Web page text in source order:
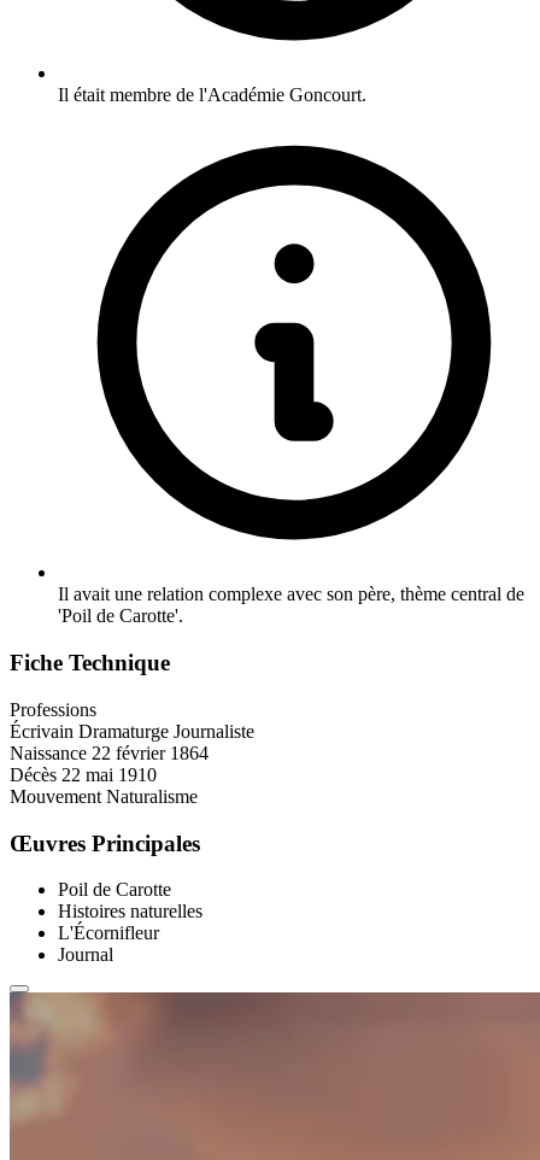
Il était membre de l'Académie Goncourt.
Il avait une relation complexe avec son père, thème central de
'Poil de Carotte'.
Fiche Technique
Professions
Écrivain Dramaturge Journaliste
Naissance 22 février 1864
Décès 22 mai 1910
Mouvement Naturalisme
Œuvres Principales
Poil de Carotte
Histoires naturelles
L'Écornifleur
Journal